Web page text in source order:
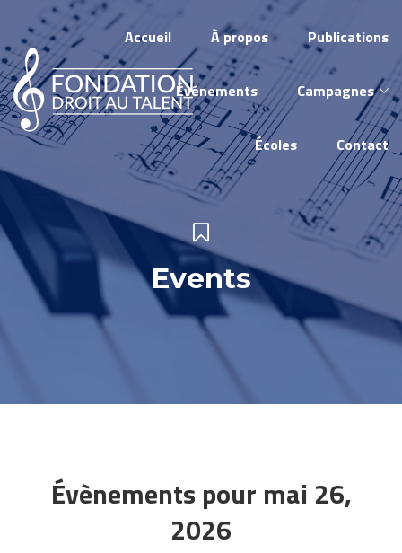
Accueil À propos Publications
Événements Campagnes
Écoles Contact
Events
Évènements pour mai 26,
2026